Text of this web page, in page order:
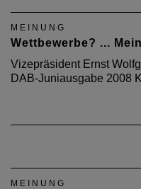
MEINUNG
Wettbewerbe? ...
Vizepräsident Ernst
DAB-Juniausgabe 2008
MEINUNG